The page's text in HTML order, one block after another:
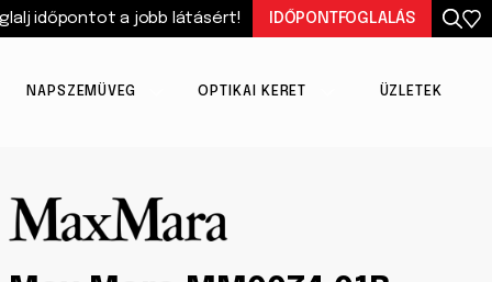
időpontot a jobb látásért! IDŐPONTFOGLALÁS
NAPSZEMÜVEG OPTIKAI KERET ÜZLETEK